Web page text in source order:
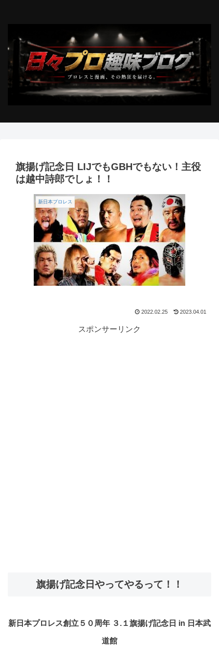
旗揚げ記念日 LIJでもGBHでもない！主役
は越中詩郎でしょ！！
新日本プロレス
2022.02.25 2023.04.01
スポンサーリンク
旗揚げ記念日やってやるって！！
新日本プロレス創立５０周年 ３.１旗揚げ記念日 in 日本武
道館